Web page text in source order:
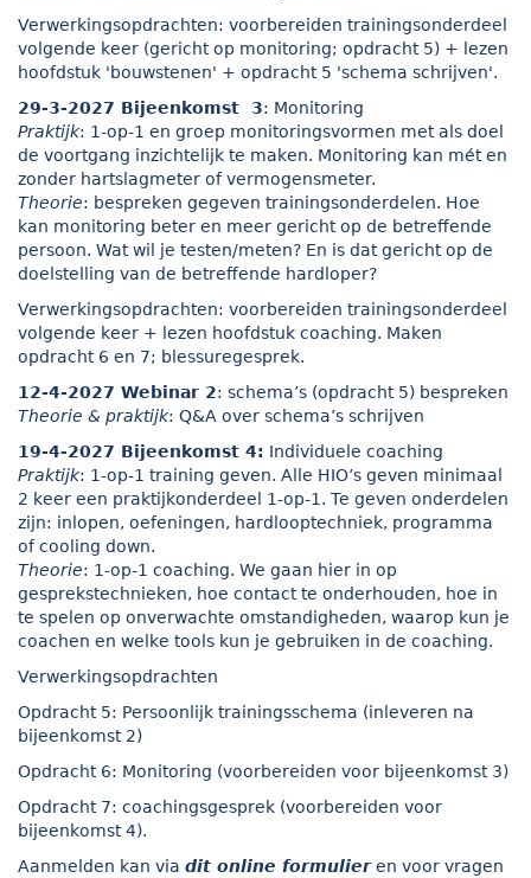
Verwerkingsopdrachten: voorbereiden trainingsonderdeel
volgende keer (gericht op monitoring; opdracht 5) + lezen
hoofdstuk 'bouwstenen' + opdracht 5 'schema schrijven'.
29-3-2027 Bijeenkomst 3: Monitoring
Praktijk: 1-op-1 en groep monitoringsvormen met als doel
de voortgang inzichtelijk te maken. Monitoring kan mét en
zonder hartslagmeter of vermogensmeter.
Theorie: bespreken gegeven trainingsonderdelen. Hoe
kan monitoring beter en meer gericht op de betreffende
persoon. Wat wil je testen/meten? En is dat gericht op de
doelstelling van de betreffende hardloper?
Verwerkingsopdrachten: voorbereiden trainingsonderdeel
volgende keer + lezen hoofdstuk coaching. Maken
opdracht 6 en 7; blessuregesprek.
12-4-2027 Webinar 2: schema’s (opdracht 5) bespreken
Theorie & praktijk: Q&A over schema’s schrijven
19-4-2027 Bijeenkomst 4: Individuele coaching
Praktijk: 1-op-1 training geven. Alle HIO’s geven minimaal
2 keer een praktijkonderdeel 1-op-1. Te geven onderdelen
zijn: inlopen, oefeningen, hardlooptechniek, programma
of cooling down.
Theorie: 1-op-1 coaching. We gaan hier in op
gesprekstechnieken, hoe contact te onderhouden, hoe in
te spelen op onverwachte omstandigheden, waarop kun je
coachen en welke tools kun je gebruiken in de coaching.
Verwerkingsopdrachten
Opdracht 5: Persoonlijk trainingsschema (inleveren na
bijeenkomst 2)
Opdracht 6: Monitoring (voorbereiden voor bijeenkomst 3)
Opdracht 7: coachingsgesprek (voorbereiden voor
bijeenkomst 4).
Aanmelden kan via dit online formulieren voor vragen